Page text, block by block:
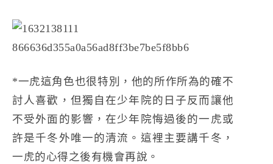
*一虎這角色也很特別，他的所作所為的確不
討人喜歡，但獨自在少年院的日子反而讓他
不受外面的影響，在少年院悔過後的一虎或
許是千冬外唯一的清流。這裡主要講千冬，
一虎的心得之後有機會再說。